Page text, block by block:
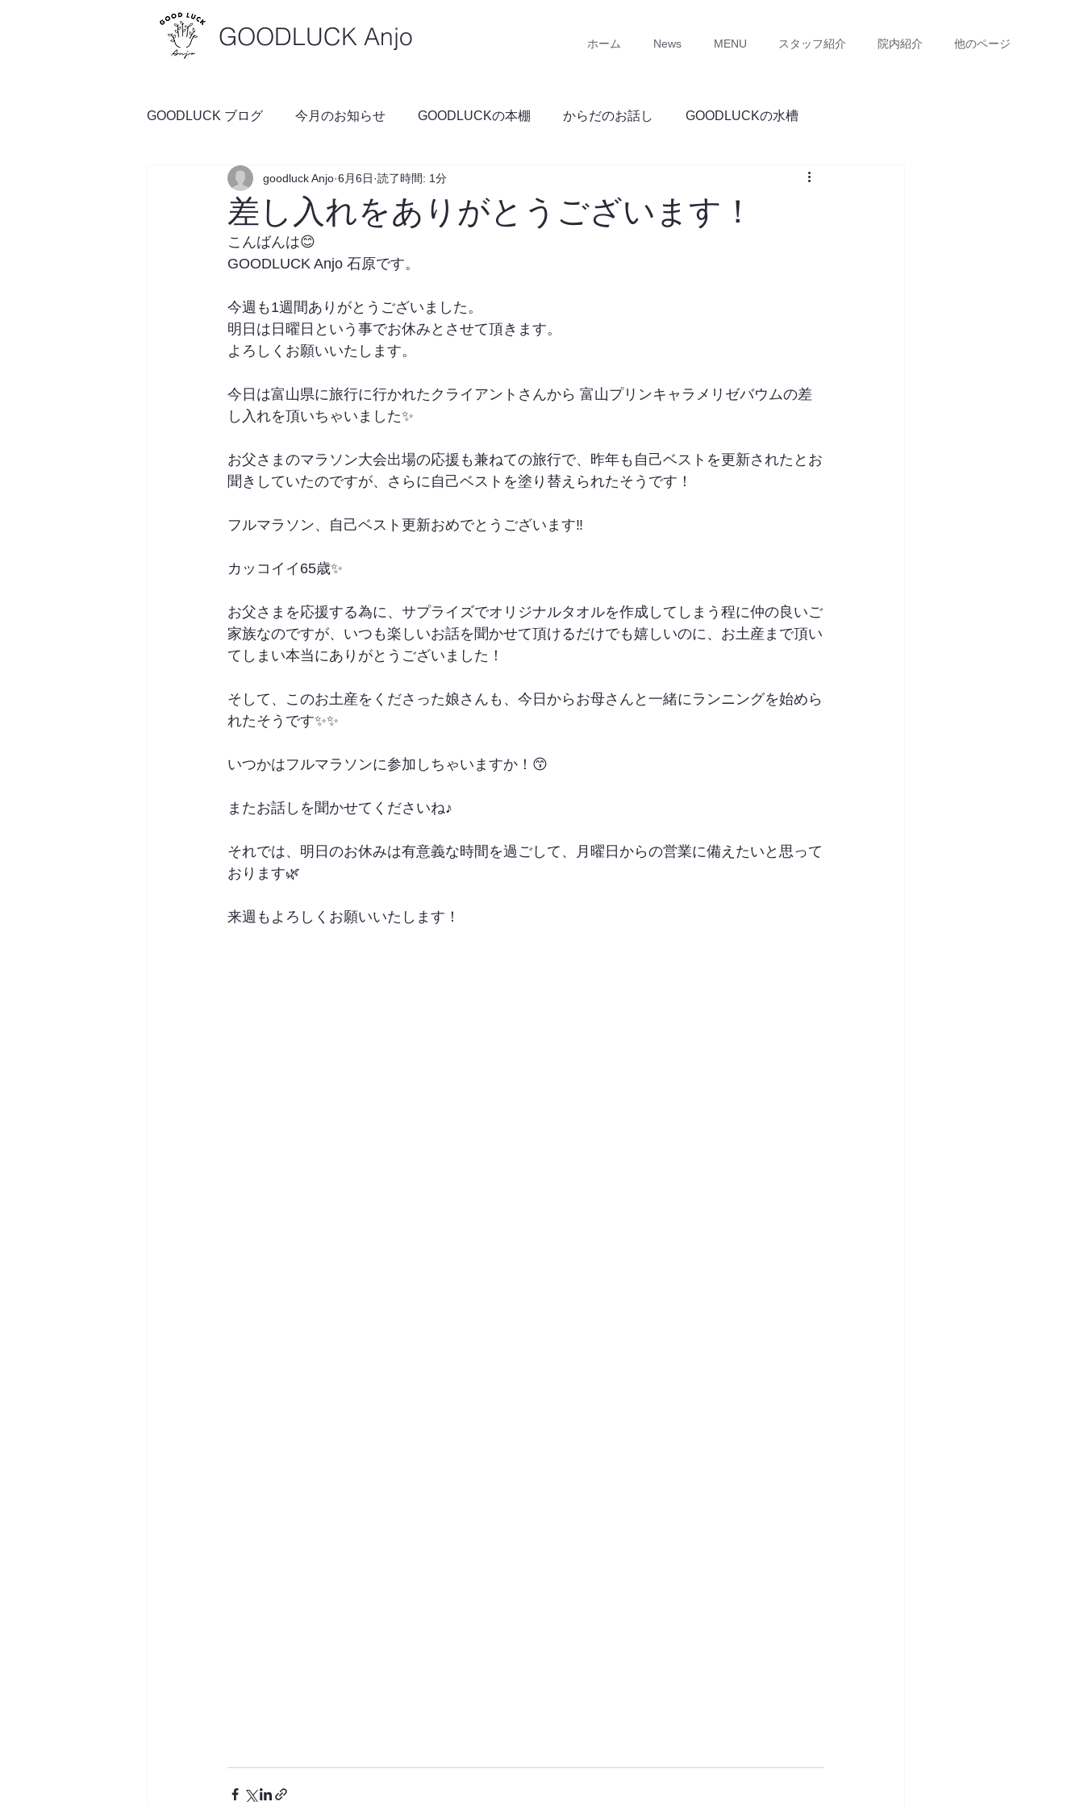
ホーム News MENU スタッフ紹介 院内紹介 他のページ
GOODLUCK Anjo
GOODLUCK ブログ 今月のお知らせ GOODLUCKの本棚 からだのお話し GOODLUCKの水槽
料理の時間 予約空き状況 GOODLUCKブログ
差し入れをありがとうございます！
goodluck Anjo 6月6日 読了時間: 1分
こんばんは😊
GOODLUCK Anjo 石原です。
今週も1週間ありがとうございました。
明日は日曜日という事でお休みとさせて頂きます。
よろしくお願いいたします。
今日は富山県に旅行に行かれたクライアントさんから 富山プリンキャラメリゼバウムの差
し入れを頂いちゃいました✨
お父さまのマラソン大会出場の応援も兼ねての旅行で、昨年も自己ベストを更新されたとお
聞きしていたのですが、さらに自己ベストを塗り替えられたそうです！
フルマラソン、自己ベスト更新おめでとうございます‼︎
カッコイイ65歳✨
お父さまを応援する為に、サプライズでオリジナルタオルを作成してしまう程に仲の良いご
家族なのですが、いつも楽しいお話を聞かせて頂けるだけでも嬉しいのに、お土産まで頂い
てしまい本当にありがとうございました！
そして、このお土産をくださった娘さんも、今日からお母さんと一緒にランニングを始めら
れたそうです✨✨
いつかはフルマラソンに参加しちゃいますか！😙
またお話しを聞かせてくださいね♪
それでは、明日のお休みは有意義な時間を過ごして、月曜日からの営業に備えたいと思って
おります🌿
来週もよろしくお願いいたします！